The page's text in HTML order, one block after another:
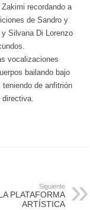
recordando a
de Sandro y
Silvana Di Lorenzo
vocalizaciones
bailando bajo
teniendo de anfitrión
directiva.
Siguiente
PLATAFORMA
ARTÍSTICA